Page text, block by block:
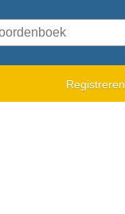
Registreren